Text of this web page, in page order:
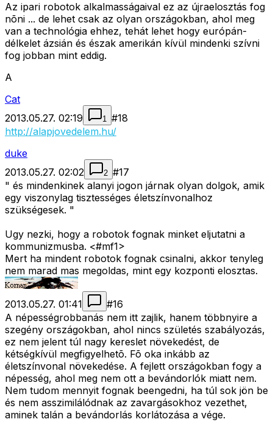
Az ipari robotok alkalmasságaival ez az újraelosztás fog
nõni ... de lehet csak az olyan országokban, ahol meg
van a technológia ehhez, tehát lehet hogy európán-
délkelet ázsián és észak amerikán kívül mindenki szívni
fog jobban mint eddig.
A
Cat
2013.05.27. 02:19
1 #18
http://alapjovedelem.hu/
duke
2013.05.27. 02:02
2 #17
" és mindenkinek alanyi jogon járnak olyan dolgok, amik
egy viszonylag tisztességes életszínvonalhoz
szükségesek. "
Ugy nezki, hogy a robotok fognak minket eljutatni a
kommunizmusba. <#mf1>
Mert ha mindent robotok fognak csinalni, akkor tenyleg
nem marad mas megoldas, mint egy kozponti elosztas.
2013.05.27. 01:41 #16
A népességrobbanás nem itt zajlik, hanem többnyire a
szegény országokban, ahol nincs születés szabályozás,
ez nem jelent túl nagy kereslet növekedést, de
kétségkívül megfigyelhetõ. Fõ oka inkább az
életszínvonal növekedése. A fejlett országokban fogy a
népesség, ahol meg nem ott a bevándorlók miatt nem.
Nem tudom mennyit fognak beengedni, ha túl sok jön be
és nem asszimilálódnak az zavargásokhoz vezethet,
aminek talán a bevándorlás korlátozása a vége.